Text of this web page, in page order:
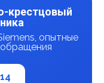
крестцовый
опытные
обращения